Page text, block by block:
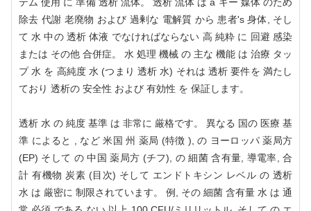
除去 代謝 老廃物 および 過剰な 電解質 から 患者's 身体, そし
て 水 中の 透析 体液 でなければならない 高 純粋 に 回避 感染
または その他 合併症。 水 処理 機械 の 主な 機能 は 治療 タッ
プ 水 を 高純度 水 (つまり 透析 水) それは 透析 要件を 満たし
ており 透析の 安全性 および 有効性 を 保証します。
透析 水 の 純度 基準 は 非常に 厳格です。 異なる 国の 医療 基
準 によると , など 米国 州 薬局 (特徴 ), の ヨーロッパ 薬局方
(EP) そして の 中国 薬局方 (チフ), の 細菌 含有量, 導電率, 合
計 有機物 炭素 (目次) そして エンドトキシン レベル の 透析
水 は 厳密に 制限されています。 例, その 細菌 含有量 水 は 通